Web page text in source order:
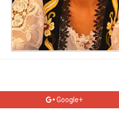
Google+